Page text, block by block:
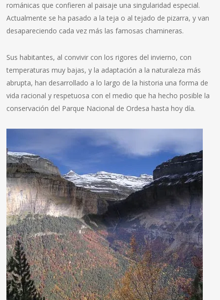
románicas que confieren al paisaje una singularidad especial.
Actualmente se ha pasado a la teja o al tejado de pizarra, y van
desapareciendo cada vez más las famosas chamineras.
Sus habitantes, al convivir con los rigores del invierno, con
temperaturas muy bajas, y la adaptación a la naturaleza más
abrupta, han desarrollado a lo largo de la historia una forma de
vida racional y respetuosa con el medio que ha hecho posible la
conservación del Parque Nacional de Ordesa hasta hoy día.